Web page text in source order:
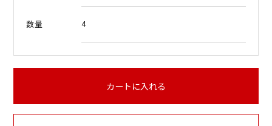
数量 4
カートに入れる